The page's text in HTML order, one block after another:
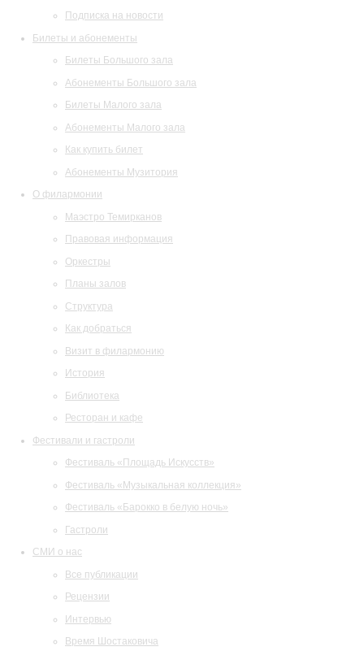
Подписка на новости
Билеты и абонементы
Билеты Большого зала
Абонементы Большого зала
Билеты Малого зала
Абонементы Малого зала
Как купить билет
Абонементы Музитория
О филармонии
Маэстро Темирканов
Правовая информация
Оркестры
Планы залов
Структура
Как добраться
Визит в филармонию
История
Библиотека
Ресторан и кафе
Фестивали и гастроли
Фестиваль «Площадь Искусств»
Фестиваль «Музыкальная коллекция»
Фестиваль «Барокко в белую ночь»
Гастроли
СМИ о нас
Все публикации
Рецензии
Интервью
Время Шостаковича